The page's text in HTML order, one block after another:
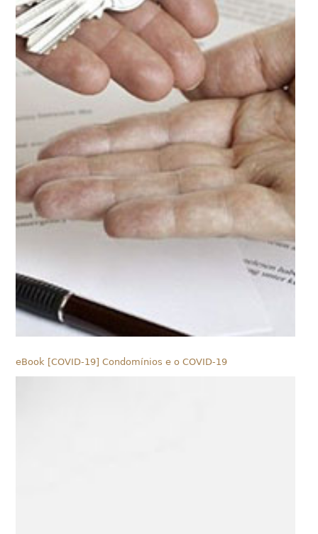
eBook [COVID-19] Condomínios e o COVID-19